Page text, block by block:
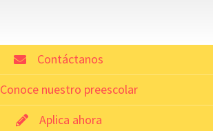
Contáctanos
Conoce nuestro preescolar
Aplica ahora